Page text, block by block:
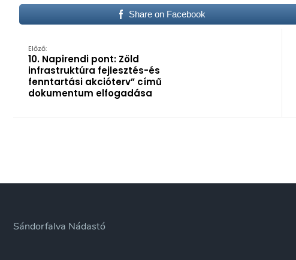
Share on Facebook
Előző:
10. Napirendi pont: Zöld
infrastruktúra fejlesztés-és
fenntartási akcióterv” című
dokumentum elfogadása
Sándorfalva Nádastó